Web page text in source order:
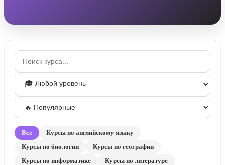
Все
Курсы по английскому языку
Курсы по биологии
Курсы по географии
Курсы по информатике
Курсы по литературе